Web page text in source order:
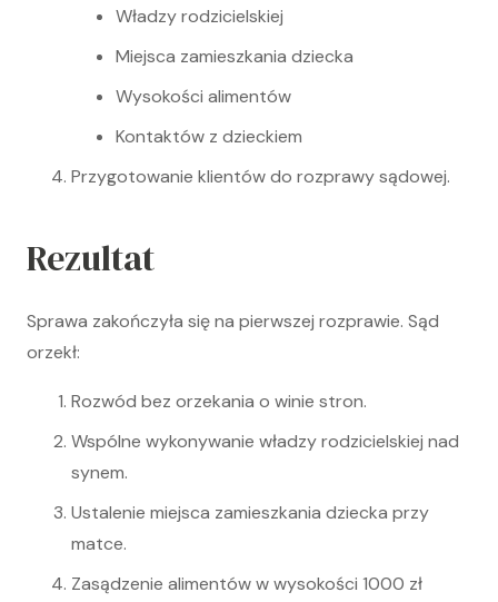
Władzy rodzicielskiej
Miejsca zamieszkania dziecka
Wysokości alimentów
Kontaktów z dzieckiem
Przygotowanie klientów do rozprawy sądowej.
Rezultat
Sprawa zakończyła się na pierwszej rozprawie. Sąd
orzekł:
Rozwód bez orzekania o winie stron.
Wspólne wykonywanie władzy rodzicielskiej nad
synem.
Ustalenie miejsca zamieszkania dziecka przy
matce.
Zasądzenie alimentów w wysokości 1000 zł